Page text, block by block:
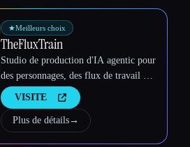
★Meilleurs choix
TheFluxTrain
Studio de production d'IA agentic pour
des personnages, des flux de travail et
des vidéos cohérents
VISITE
Plus de détails→